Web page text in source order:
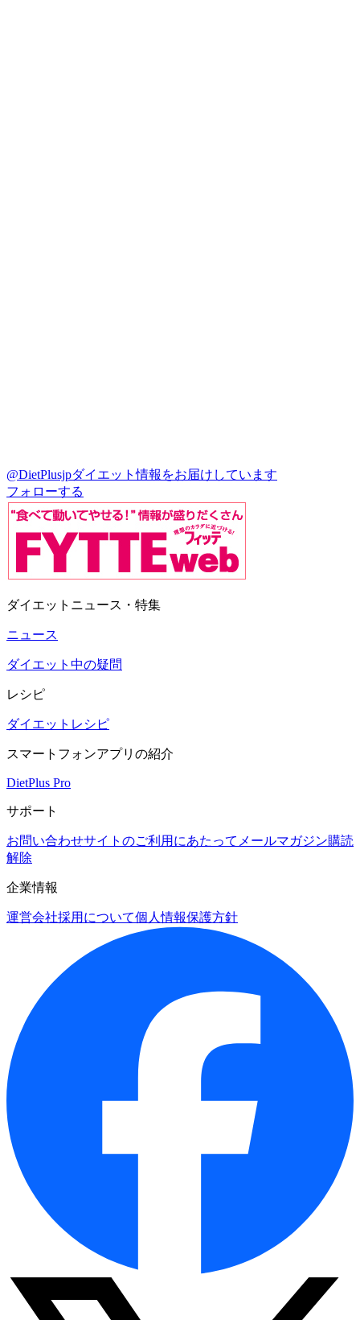
@DietPlusjpダイエット情報をお届けしています
フォローする
ダイエットニュース・特集
ニュース
ダイエット中の疑問
レシピ
ダイエットレシピ
スマートフォンアプリの紹介
DietPlus Pro
サポート
お問い合わせサイトのご利用にあたって メールマガジン購読
解除
企業情報
運営会社採用について個人情報保護方針